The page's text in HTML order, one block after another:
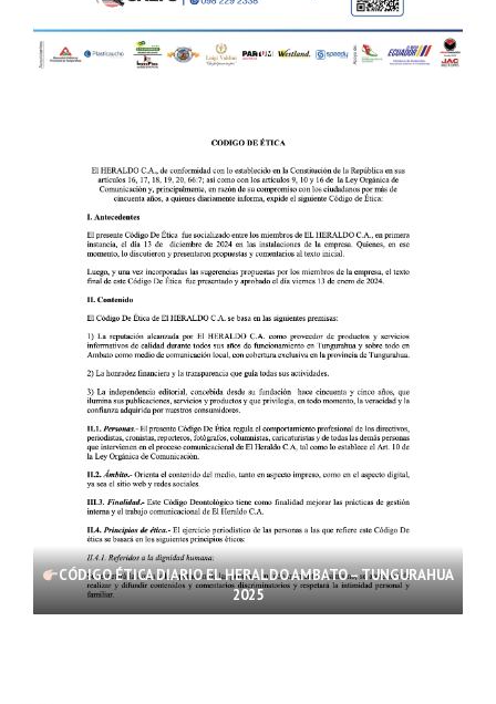
CÓDIGO ÉTICA DIARIO EL HERALDO AMBATO – TUNGURAHUA
2025